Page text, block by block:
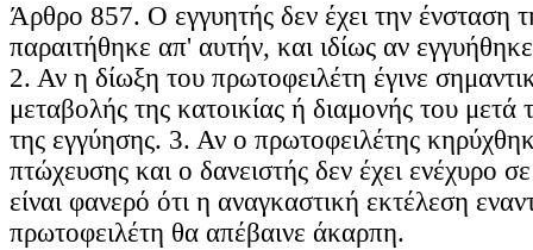
Άρθρο 857. Ο εγγυητής δεν έχει την ένσταση
παραιτήθηκε απ' αυτήν, και ιδίως αν
2. Αν η δίωξη του πρωτοφειλέτη έγινε
μεταβολής της κατοικίας ή διαμονής του
της εγγύησης. 3. Αν ο πρωτοφειλέτης
πτώχευσης και ο δανειστής δεν έχει ενέχυρο
είναι φανερό ότι η αναγκαστική εκτέλεση
πρωτοφειλέτη θα απέβαινε άκαρπη.